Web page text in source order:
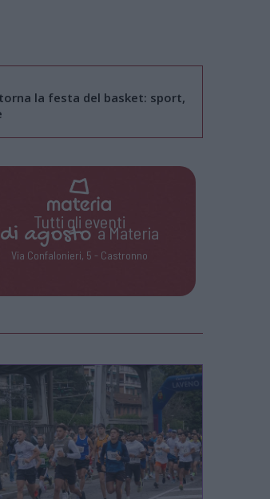
la festa del basket: sport,
Tutti gli eventi
di agostoa Materia
Via Confalonieri, 5 - Castronno